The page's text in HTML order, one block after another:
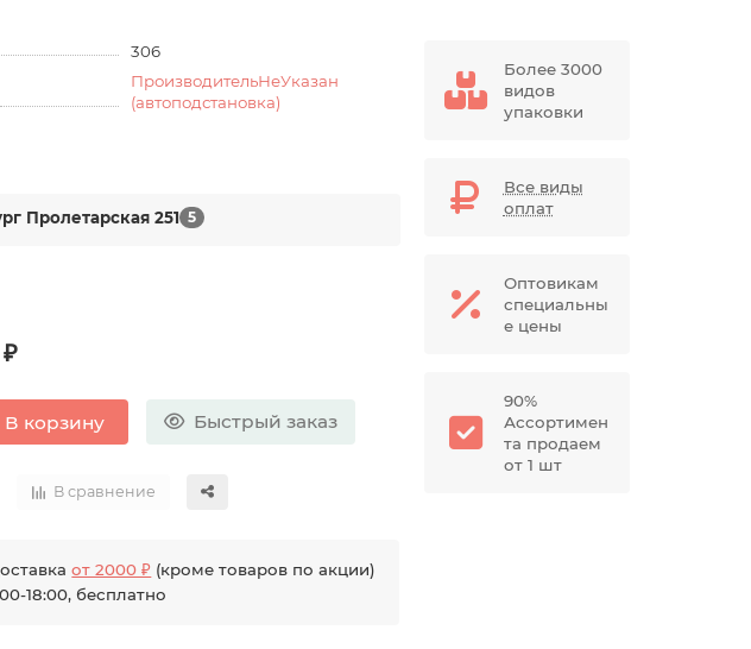
306
ПроизводительНеУказан
(автоподстановка)
Пролетарская 251 5
В корзину Быстрый заказ
В сравнение
от 2000 ₽ (кроме товаров по акции)
18:00, бесплатно
Более 3000
видов
упаковки
Все виды
оплат
Оптовикам
специальны
е цены
90%
Ассортимен
та продаем
от 1 шт